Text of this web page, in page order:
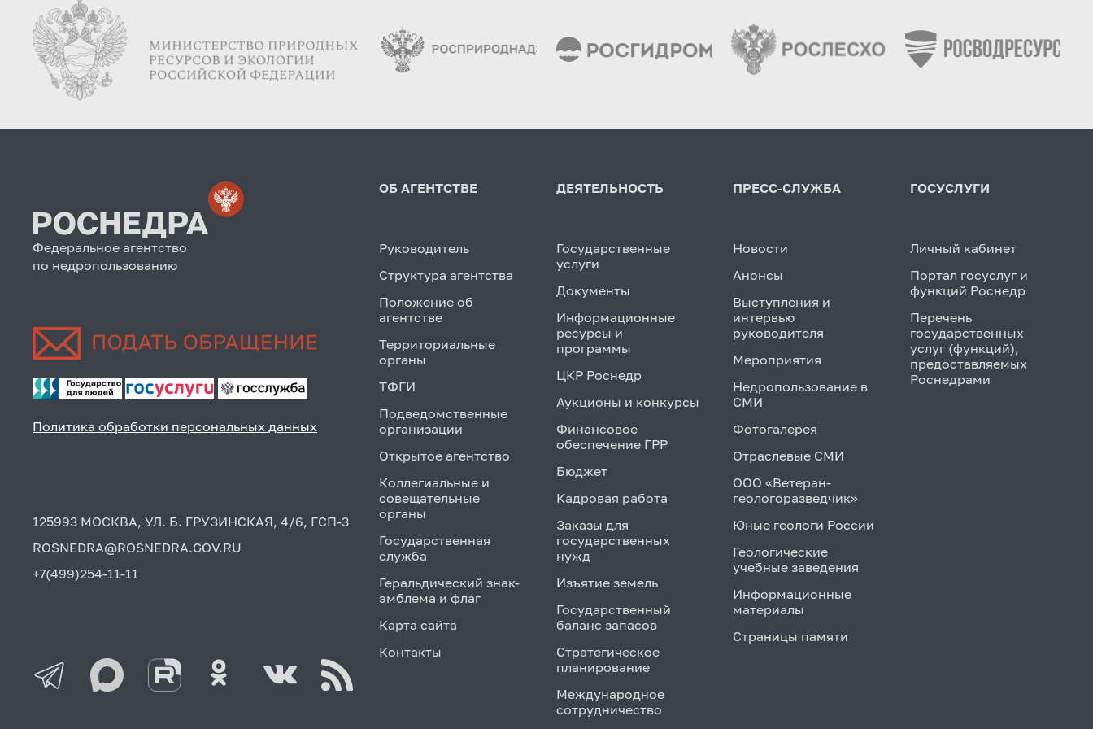
Федеральное агентство
по недропользованию
Политика обработки персональных данных
125993 МОСКВА, УЛ. Б. ГРУЗИНСКАЯ, 4/6, ГСП-3
ROSNEDRA@ROSNEDRA.GOV.RU
+7(499)254-11-11
ОБ АГЕНТСТВЕ
Руководитель
Структура агентства
Положение об
агентстве
Территориальные
органы
ТФГИ
Подведомственные
организации
Открытое агентство
Коллегиальные и
совещательные
органы
Государственная
служба
Геральдический знак-
эмблема и флаг
Карта сайта
Контакты
ДЕЯТЕЛЬНОСТЬ
Государственные
услуги
Документы
Информационные
ресурсы и
программы
ЦКР Роснедр
Аукционы и конкурсы
Финансовое
обеспечение ГРР
Бюджет
Кадровая работа
Заказы для
государственных
нужд
Изъятие земель
Государственный
баланс запасов
Стратегическое
планирование
Международное
сотрудничество
ПРЕСС-СЛУЖБА
Новости
Анонсы
Выступления и
интервью
руководителя
Мероприятия
Недропользование в
СМИ
Фотогалерея
Отраслевые СМИ
ООО «Ветеран-
геологоразведчик»
Юные геологи России
Геологические
учебные заведения
Информационные
материалы
Страницы памяти
ГОСУСЛУГИ
Личный кабинет
Портал госуслуг и
функций Роснедр
Перечень
государственных
услуг (функций),
предоставляемых
Роснедрами